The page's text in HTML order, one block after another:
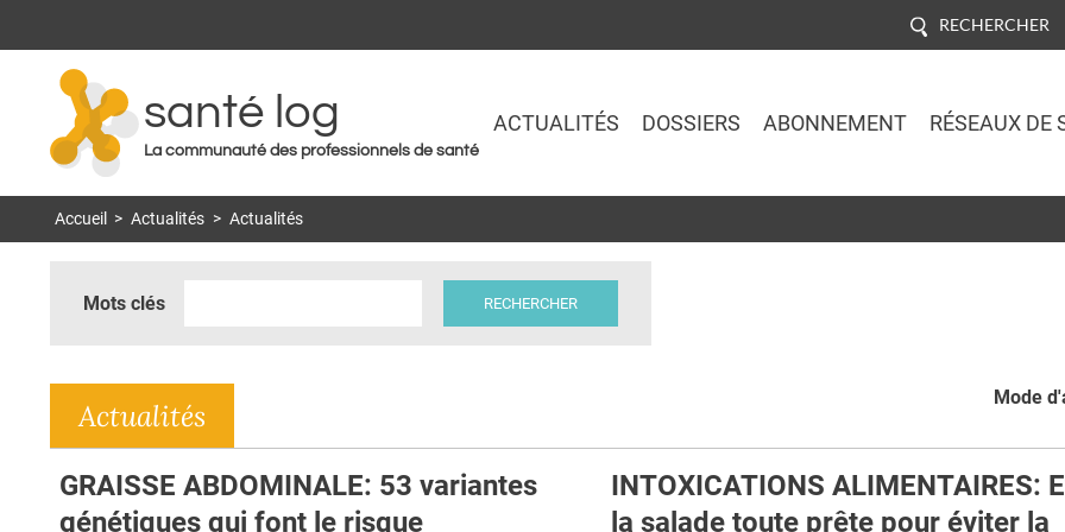
RECHERCHER
santé log
La communauté des professionnels de santé
ACTUALITÉS DOSSIERS ABONNEMENT RÉSEAUX DE
Accueil > Actualités > Actualités
Mots clés
Mode
Actualités
GRAISSE ABDOMINALE: 53 variantes
génétiques qui font le risque
INTOXICATIONS ALIMENTAIRES:
la salade toute prête pour éviter la